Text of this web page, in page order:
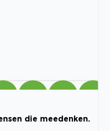
die meedenken.